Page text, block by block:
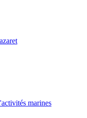
marines